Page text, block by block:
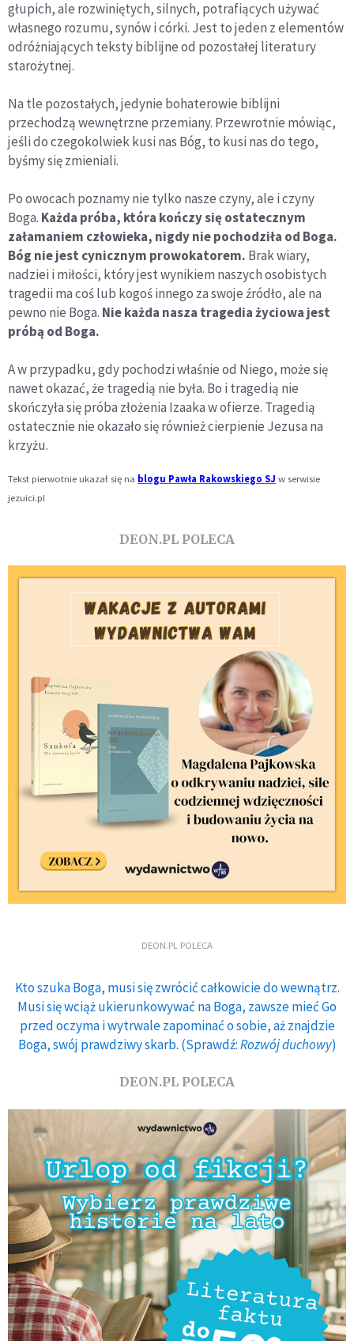
głupich, ale rozwiniętych, silnych, potrafiących używać
własnego rozumu, synów i córki. Jest to jeden z elementów
odróżniających teksty biblijne od pozostałej literatury
starożytnej.
Na tle pozostałych, jedynie bohaterowie biblijni
przechodzą wewnętrzne przemiany. Przewrotnie mówiąc,
jeśli do czegokolwiek kusi nas Bóg, to kusi nas do tego,
byśmy się zmieniali.
Po owocach poznamy nie tylko nasze czyny, ale i czyny
Boga. Każda próba, która kończy się ostatecznym
załamaniem człowieka, nigdy nie pochodziła od Boga.
Bóg nie jest cynicznym prowokatorem. Brak wiary,
nadziei i miłości, który jest wynikiem naszych osobistych
tragedii ma coś lub kogoś innego za swoje źródło, ale na
pewno nie Boga. Nie każda nasza tragedia życiowa jest
próbą od Boga.
A w przypadku, gdy pochodzi właśnie od Niego, może się
nawet okazać, że tragedią nie była. Bo i tragedią nie
skończyła się próba złożenia Izaaka w ofierze. Tragedią
ostatecznie nie okazało się również cierpienie Jezusa na
krzyżu.
Tekst pierwotnie ukazał się na blogu Pawła Rakowskiego SJ w serwisie
jezuici.pl
DEON.PL POLECA
DEON.PL POLECA
Kto szuka Boga, musi się zwrócić całkowicie do wewnątrz.
Musi się wciąż ukierunkowywać na Boga, zawsze mieć Go
przed oczyma i wytrwale zapominać o sobie, aż znajdzie
Boga, swój prawdziwy skarb. (Sprawdź:Rozwój duchowy)
DEON.PL POLECA